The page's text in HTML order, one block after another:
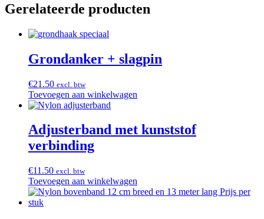
Gerelateerde producten
Grondanker + slagpin
€21.50 excl. btw
Toevoegen aan winkelwagen
Adjusterband met kunststof
verbinding
€11.50 excl. btw
Toevoegen aan winkelwagen